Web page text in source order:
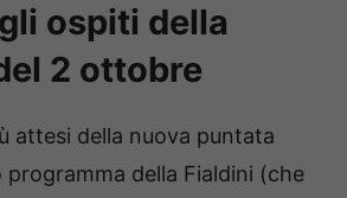
ospiti della
2 ottobre
attesi della nuova puntata
programma della Fialdini (che